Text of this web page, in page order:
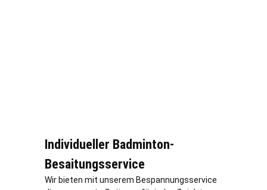
Individueller Badminton-
Besaitungsservice
Wir bieten mit unserem Bespannungsservice